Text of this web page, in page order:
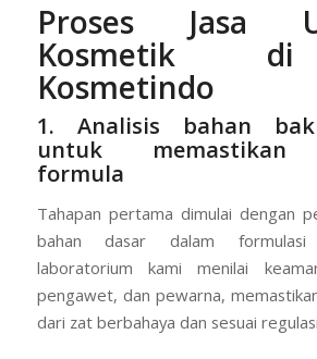
Proses Jasa
Kosmetik
Kosmetindo
1. Analisis bahan
untuk memastikan
formula
Tahapan pertama dimulai dengan
bahan dasar dalam
laboratorium kami menilai
pengawet, dan pewarna,
dari zat berbahaya dan sesuai